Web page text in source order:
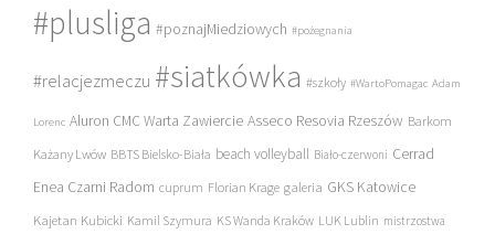
#plusliga #poznajMiedziowych #pożegnania
#relacjezmeczu #siatkówka #szkoły #WartoPomagac Adam
Lorenc Aluron CMC Warta Zawiercie Asseco Resovia Rzeszów Barkom
Każany Lwów BBTS Bielsko-Biała beach volleyball Biało-czerwoni Cerrad
Enea Czarni Radom cuprum Florian Krage galeria GKS Katowice
Kajetan Kubicki Kamil Szymura KS Wanda Kraków LUK Lublin mistrzostwa